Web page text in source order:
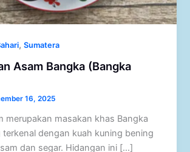
,Sumatera
Asam Bangka (Bangka
16, 2025
merupakan masakan khas Bangka
terkenal dengan kuah kuning bening
dan segar. Hidangan ini […]